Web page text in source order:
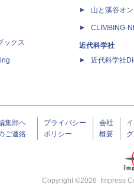
ックス
山と溪谷オ
CLIMBING-
近代科学社
近代科学社
集部へ
ご連絡
プライバシー
ポリシー
会社
概要
Copyright ©2026 Impress